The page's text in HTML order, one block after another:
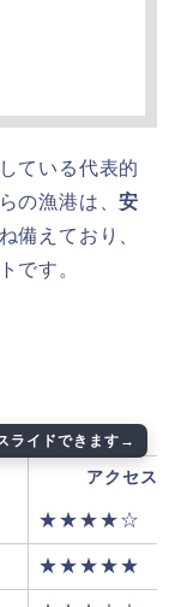
ている代表的
の漁港は、安
備えており、
です。
アクセス
★★★★☆
★★★★★